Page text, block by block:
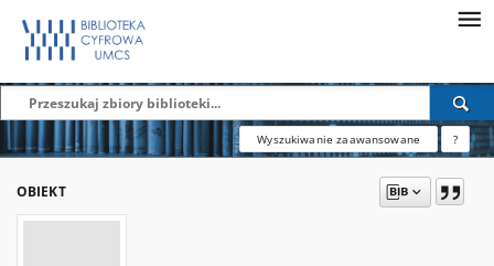
Wyszukiwanie zaawansowane ?
OBIEKT